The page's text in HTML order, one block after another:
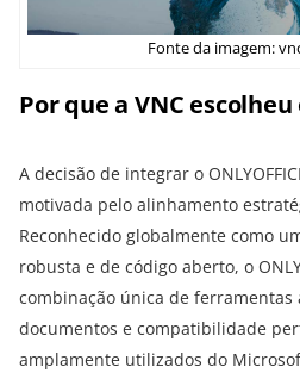
Fonte da imagem:
Por que a VNC escolheu
A decisão de integrar o
motivada pelo alinhamento
Reconhecido globalmente como
robusta e de código aberto, o
combinação única de ferramentas
documentos e compatibilidade
amplamente utilizados do